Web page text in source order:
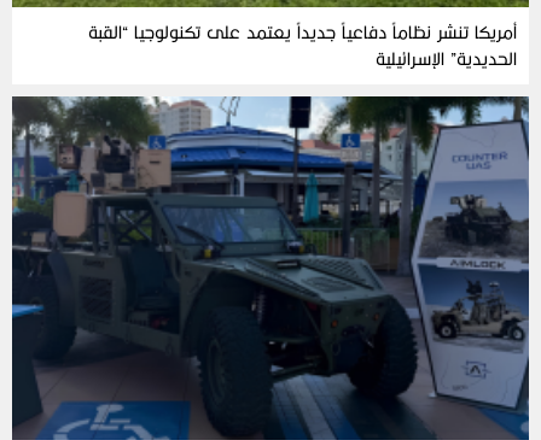
أمريكا تنشر نظاماً دفاعياً جديداً يعتمد على تكنولوجيا “القبة
الحديدية” الإسرائيلية